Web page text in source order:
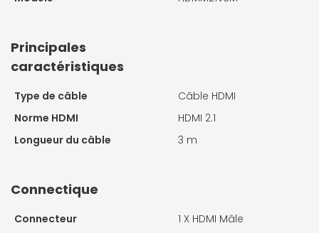
Principales
caractéristiques
Type de câble
Câble HDMI
Norme HDMI
HDMI 2.1
Longueur du câble
3 m
Connectique
Connecteur 1 X HDMI Mâle